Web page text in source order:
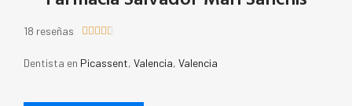
18 reseñas     
Dentista en Picassent, Valencia, Valencia